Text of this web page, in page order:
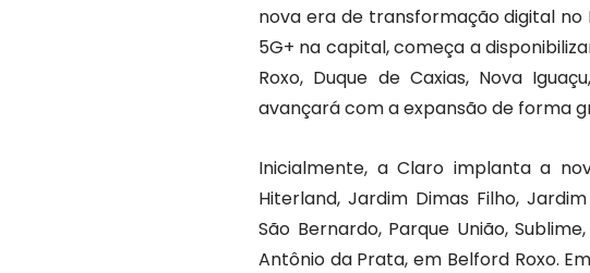
nova era de transformação digital
5G+ na capital, começa a
Roxo, Duque de Caxias, Nova
avançará com a expansão de forma
Inicialmente, a Claro implanta a
Hiterland, Jardim Dimas Filho,
São Bernardo, Parque União,
Antônio da Prata, em Belford Roxo.